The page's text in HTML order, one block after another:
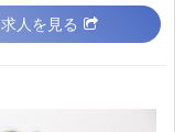
求人を見る